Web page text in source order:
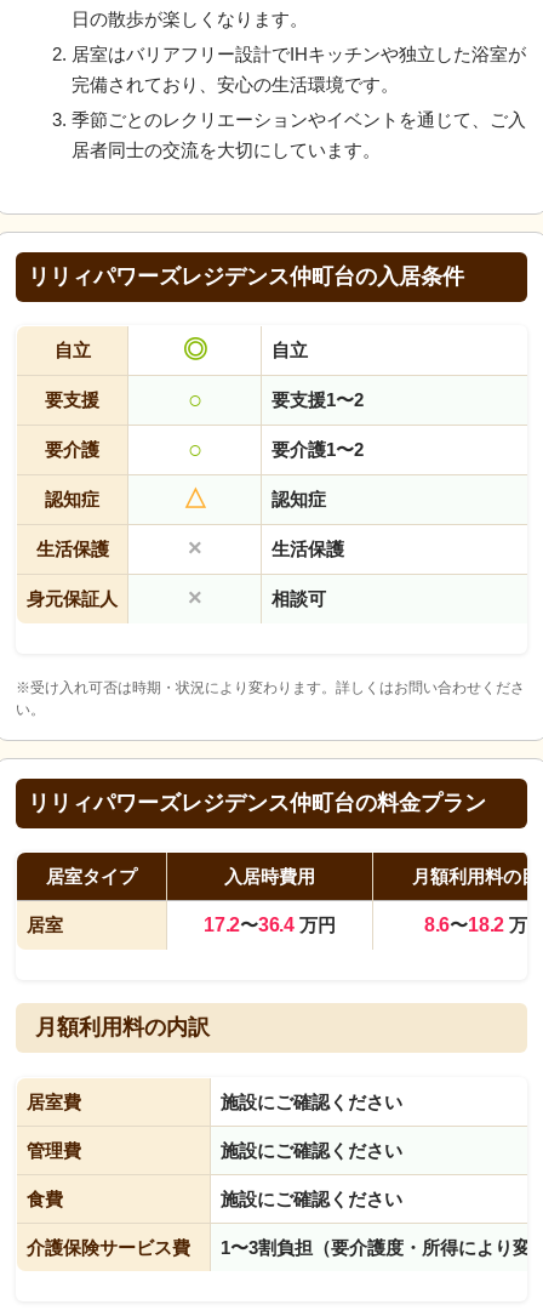
日の散歩が楽しくなります。
居室はバリアフリー設計でIHキッチンや独立した浴室が
完備されており、安心の生活環境です。
季節ごとのレクリエーションやイベントを通じて、ご入
居者同士の交流を大切にしています。
リリィパワーズレジデンス仲町台の入居条件
自立 ◎ 自立
要支援 ○ 要支援1〜2
要介護 ○ 要介護1〜2
認知症 △ 認知症
生活保護 × 生活保護
身元保証人 × 相談可
※受け入れ可否は時期・状況により変わります。詳しくはお問い合わせくださ
い。
リリィパワーズレジデンス仲町台の料金プラン
居室タイプ 入居時費用 月額利用料の
居室 17.2〜36.4万円 8.6〜18.2万
月額利用料の内訳
居室費 施設にご確認ください
管理費 施設にご確認ください
食費 施設にご確認ください
介護保険サービス費 1〜3割負担（要介護度・所得により変